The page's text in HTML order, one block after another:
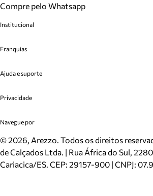
Compre pelo Whatsapp
Institucional
Cashback
Venda Corporativa
Mapa do Site
Inverno
Mundo Arezzo
Franquias
Plano de Negócio
Ajuda e suporte
Cadastro
Meus Pedidos
Trocas e Devoluções
Cartão Presente
Localizador de lojas
Privacidade
Politica e Privacidade
Navegue por
Sapatos
Bolsas
Scarpins
©2026, Arezzo. Todos os direitos
de Calçados Ltda. | Rua África do Sul,
Cariacica/ES. CEP: 29157-900 | CNPJ: